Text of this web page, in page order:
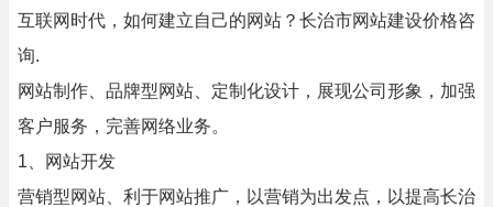
互联网时代，如何建立自己的网站？长治市网站建设价格咨
询.
网站制作、品牌型网站、定制化设计，展现公司形象，加强
客户服务，完善网络业务。
1、网站开发
营销型网站、利于网站推广，以营销为出发点，以提高长治